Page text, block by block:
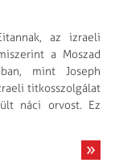
az izraeli
a Moszad
mint Joseph
titkosszolgálat
náci orvost. Ez